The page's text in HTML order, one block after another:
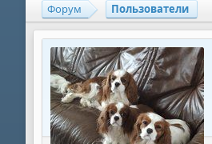
Форум Пользователи